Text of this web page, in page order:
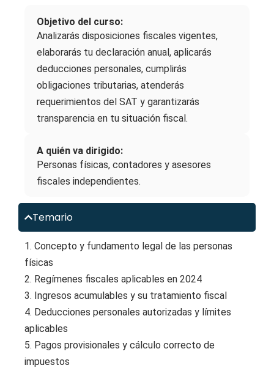
Objetivo del curso:
Analizarás disposiciones fiscales vigentes,
elaborarás tu declaración anual, aplicarás
deducciones personales, cumplirás
obligaciones tributarias, atenderás
requerimientos del SAT y garantizarás
transparencia en tu situación fiscal.
A quién va dirigido:
Personas físicas, contadores y asesores
fiscales independientes.
Temario
1. Concepto y fundamento legal de las personas
físicas
2. Regímenes fiscales aplicables en 2024
3. Ingresos acumulables y su tratamiento fiscal
4. Deducciones personales autorizadas y límites
aplicables
5. Pagos provisionales y cálculo correcto de
impuestos